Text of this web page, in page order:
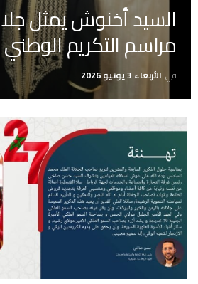
السيد أخنوش يمثل
مراسم التكريم الوطني
في الأربعاء 3 يونيو 2026